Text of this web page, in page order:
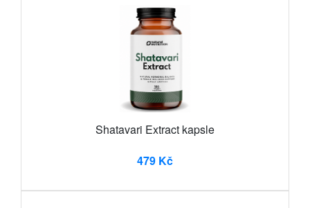
Shatavari Extract kapsle
479 Kč